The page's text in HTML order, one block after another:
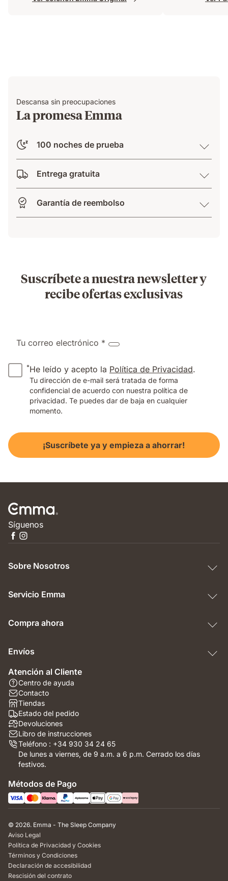
Descansa sin preocupaciones
La promesa Emma
100 noches de prueba
Entrega gratuita
Garantía de reembolso
Suscríbete a nuestra newsletter y
recibe ofertas exclusivas
Tu correo electrónico *
*He leído y acepto la Política de Privacidad.
Tu dirección de e-mail será tratada de forma
confidencial de acuerdo con nuestra política de
privacidad. Te puedes dar de baja en cualquier
momento.
¡Suscríbete ya y empieza a ahorrar!
Síguenos
Sobre Nosotros
Servicio Emma
Compra ahora
Envíos
Atención al Cliente
Centro de ayuda
Contacto
Tiendas
Estado del pedido
Devoluciones
Libro de instrucciones
Teléfono : +34 930 34 24 65
De lunes a viernes, de 9 a.m. a 6 p.m. Cerrado los días
festivos.
Métodos de Pago
© 2026. Emma - The Sleep Company
Aviso Legal
Política de Privacidad y Cookies
Términos y Condiciones
Declaración de accesibilidad
Rescisión del contrato